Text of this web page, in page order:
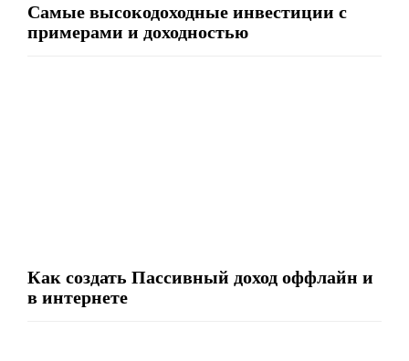
Самые высокодоходные инвестиции с
примерами и доходностью
Как создать Пассивный доход оффлайн и
в интернете